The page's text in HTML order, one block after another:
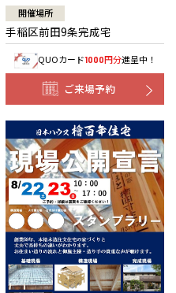
開催場所
手稲区前田9条完成宅
QUOカード1000円分進呈中！
ご来場予約
予定地の方でも現住所の有るお近
さい。移住の計画の方もご相談対
。